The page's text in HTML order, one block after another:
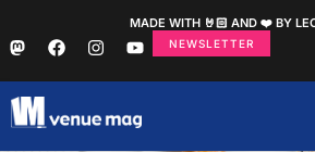
MADE WITH 🤘🏻 AND ❤️ BY
NEWSLETTER